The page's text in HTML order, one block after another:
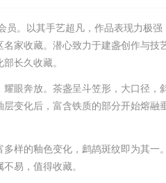
员。以其手艺超凡，作品表现力极
家收藏。潜心致力于建盏创作与
部长久收藏。
眼奔放。茶盏呈斗笠形，大口径
变化后，富含铁质的部分开始熔
样的釉色变化，鹧鸪斑纹即为其
易，值得收藏。